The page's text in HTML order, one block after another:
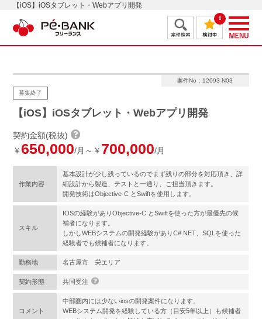
【iOS】iOSタブレット・Webアプリ開発
0
案件No：12093-N03
募集終了
【iOS】iOSタブレット・Webアプリ開発
契約金額(税抜)
￥ 650,000/月～￥ 700,000/月
作業内容
基本設計が少し残っているのでまず残りの部分を対応頂き、詳
細設計から製造、テストと一通り、ご担当頂きます。
開発技術はObjective-C とSwiftを使用します。
スキル
IOSの経験がありObjective-C とSwiftを使った方が最優先の候
補者になります。
しかしWEBシステムの開発経験がありC#.NET、SQLを使った
経験者でも候補者になります。
勤務地 名古屋市 栄エリア
契約形態 共同受注
コメント
中部圏内には少ないiosの開発案件になります。
WEBシステム開発を経験している方（目安5年以上）も候補者